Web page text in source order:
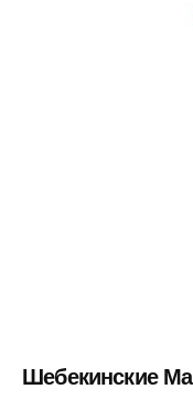
Шебекинские